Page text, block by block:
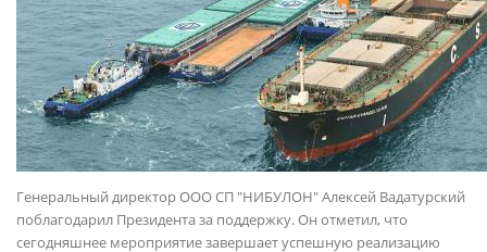
Генеральный директор ООО СП "НИБУЛОН" Алексей Вадатурский
поблагодарил Президента за поддержку. Он отметил, что
сегодняшнее мероприятие завершает успешную реализацию